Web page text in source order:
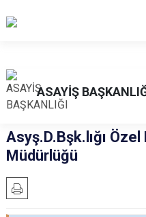
ASAYİŞ
Asyş.D.Bşk.lığı
Müdürlüğü